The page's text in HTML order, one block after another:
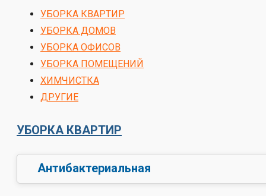
УБОРКА КВАРТИР
УБОРКА ДОМОВ
УБОРКА ОФИСОВ
УБОРКА ПОМЕЩЕНИЙ
ХИМЧИСТКА
ДРУГИЕ
УБОРКА КВАРТИР
Антибактериальная